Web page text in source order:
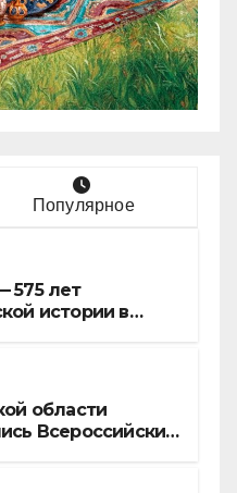
Популярное
575 лет
истории в
области
Всероссийские